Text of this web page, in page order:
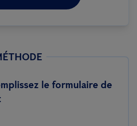
le formulaire de